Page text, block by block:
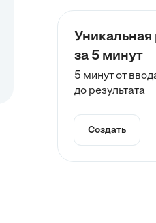
Уникальная
за 5 минут
5 минут от
до результата
Создать